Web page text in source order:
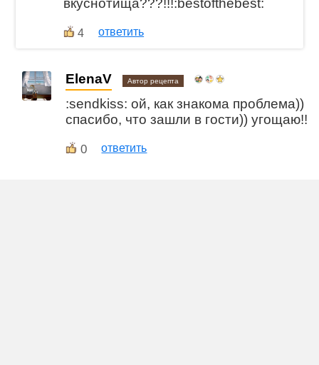
4 ответить
ElenaV Автор рецепта
:sendkiss: ой, как знакома проблема))
спасибо, что зашли в гости)) угощаю!!
0 ответить